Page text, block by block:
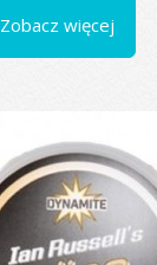
Zobacz więcej